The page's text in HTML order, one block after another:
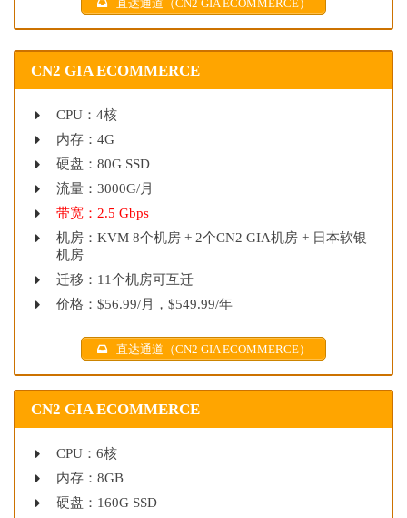
直达通道（CN2 GIA ECOMMERCE）
CN2 GIA ECOMMERCE
CPU：4核
内存：4G
硬盘：80G SSD
流量：3000G/月
带宽：2.5 Gbps
机房：KVM 8个机房 + 2个CN2 GIA机房 + 日本软银
机房
迁移：11个机房可互迁
价格：$56.99/月，$549.99/年
直达通道（CN2 GIA ECOMMERCE）
CN2 GIA ECOMMERCE
CPU：6核
内存：8GB
硬盘：160G SSD